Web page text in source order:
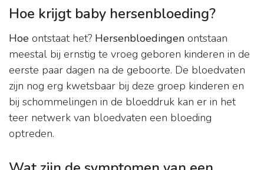
Hoe krijgt baby hersenbloeding?
Hoe ontstaat het? Hersenbloedingen ontstaan
meestal bij ernstig te vroeg geboren kinderen in de
eerste paar dagen na de geboorte. De bloedvaten
zijn nog erg kwetsbaar bij deze groep kinderen en
bij schommelingen in de bloeddruk kan er in het
teer netwerk van bloedvaten een bloeding
optreden.